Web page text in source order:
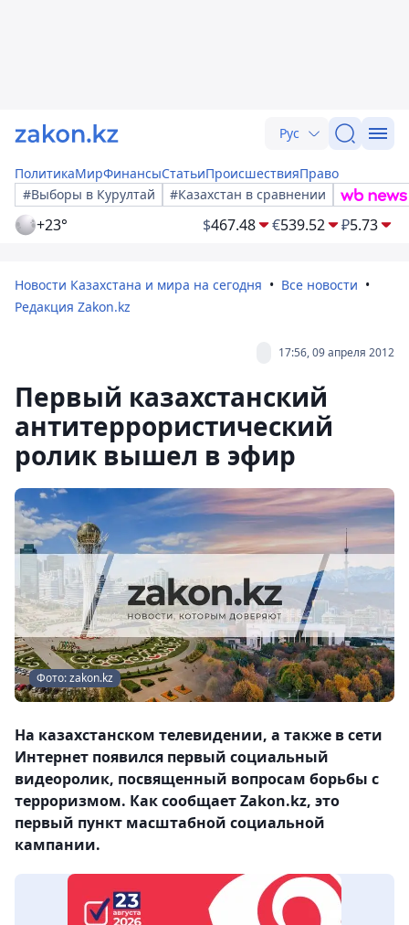
Рус
ПолитикаМирФинансыСтатьиПроисшествияПраво
#Выборы в Курултай
#Казахстан в сравнении
+23° $467.48 €539.52 ₽5.73
Новости Казахстана и мира на сегодня
Все новости
Редакция Zakon.kz
17:56, 09 апреля 2012
Первый казахстанский
антитеррористический
ролик вышел в эфир
Фото: zakon.kz
На казахстанском телевидении, а также в сети
Интернет появился первый социальный
видеоролик, посвященный вопросам борьбы с
терроризмом. Как сообщает Zakon.kz, это
первый пункт масштабной социальной
кампании.